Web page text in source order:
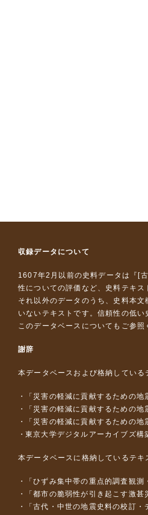
収録データについて
1607年2月以前の史料データは『 [
性についての評価など、史料テキ
それ以外のデータのうち、史料本
いないテキストです。信頼性の低
このデータベースについて もご参照
謝辞
本データベースおよび格納してい
「災害の軽減に貢献するための
「災害の軽減に貢献するための
「災害の軽減に貢献するための
東京大学デジタルアーカイブズ構
本データベースに格納しているテ
「ひずみ集中帯の重点的調査観
「都市の脆弱性が引き起こす激
「古代・中世の地震史料の校訂